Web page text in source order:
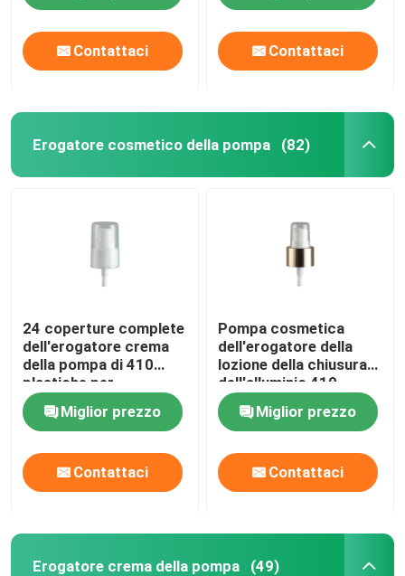
Contattaci Contattaci
Erogatore cosmetico della pompa (82)
24 coperture complete
dell'erogatore crema
della pompa di 410
plastiche per
l'imballaggio
cosmeticoMiglior prezzo
Contattaci
Pompa cosmetica
dell'erogatore della
lozione della chiusura
dell'alluminio 410
dell'erogatore 24 della
pompa di cura
personale
Miglior prezzo
Contattaci
Erogatore crema della pompa (49)